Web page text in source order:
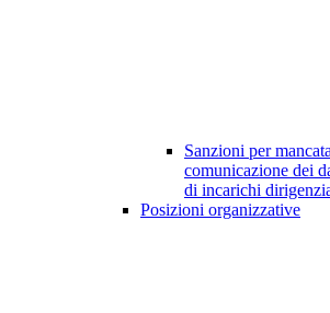
Sanzioni per
comunicazione dei
di incarichi
Posizioni organizzative